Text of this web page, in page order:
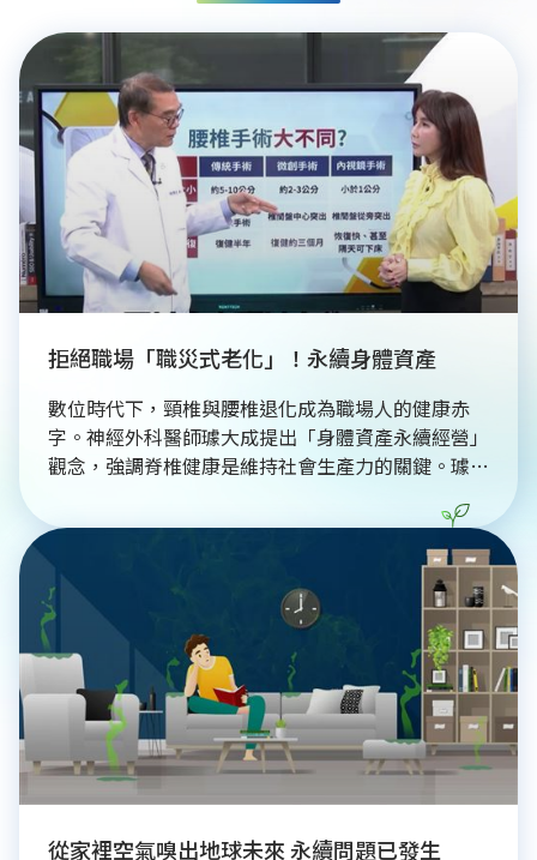
拒絕職場「職災式老化」！永續身體資產
數位時代下，頸椎與腰椎退化成為職場人的健康赤
字。神經外科醫師璩大成提出「身體資產永續經營」
觀念，強調脊椎健康是維持社會生產力的關鍵。璩醫
透過核心肌群訓練抵銷久坐傷害。此外，結合在地原
態飲食攝取鈣質與維生素D，能內外兼修保護骨骼。
透過預防醫學延長健康餘命，不僅提升生活厚度，更
是對個人與社會最負責的永續投資。
從家裡空氣嗅出地球未來 永續問題已發生